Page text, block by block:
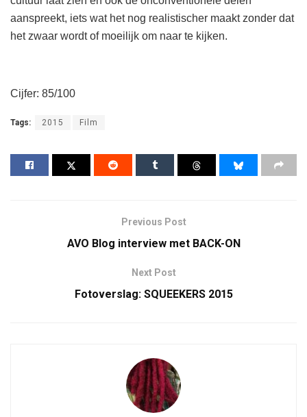
aanspreekt, iets wat het nog realistischer maakt zonder dat
het zwaar wordt of moeilijk om naar te kijken.
Cijfer: 85/100
Tags: 2015 Film
Previous Post
AVO Blog interview met BACK-ON
Next Post
Fotoverslag: SQUEEKERS 2015